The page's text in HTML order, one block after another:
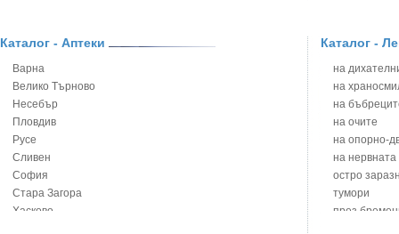
Бронхиална астма при бебето и детето
Варицела
Висока температура на бебето и детето
Възпаление на ушите на бебето и детето
Глисти
Грижа за пъпа на новороденото
Грип при бебето и детето
Гърч
Да отгледам и възпитам детето си
Блатен
Блян
Бобови
Божур -
Борови
Босилек -
Брей -
Брош -
Бръшлян -
Бряст -
Каталог - Аптеки
Варна
Велико Търново
Несебър
Пловдив
Русе
Сливен
София
Стара Загора
Хасково
Каталог -
на
на
на
на очите
на опорно-
на нервната
остро
тумори
през